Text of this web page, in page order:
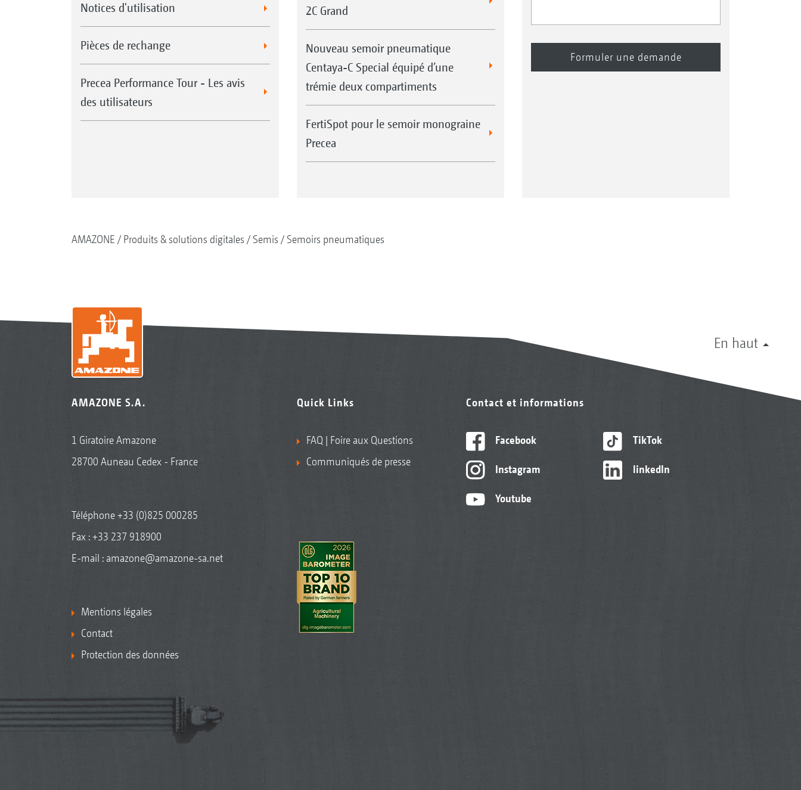
Notices d'utilisation
Pièces de rechange
Precea Performance Tour - Les avis
des utilisateurs
2C Grand
Nouveau semoir pneumatique
Centaya-C Special équipé d’une
trémie deux compartiments
FertiSpot pour le semoir monograine
Precea
AMAZONE Produits & solutions digitales Semis Semoirs pneumatiques
En haut
AMAZONE S.A.
1 Giratoire Amazone
28700 Auneau Cedex - France
Téléphone+33 (0)825 000285
Fax : +33 237 918900
E-mail : amazone@amazone-sa.net
Mentions légales
Contact
Protection des données
Quick Links
FAQ | Foire aux Questions
Communiqués de presse
Contact et informations
Facebook
Instagram
Youtube
TikTok
linkedIn